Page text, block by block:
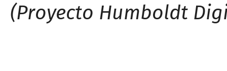
(Proyecto Humboldt